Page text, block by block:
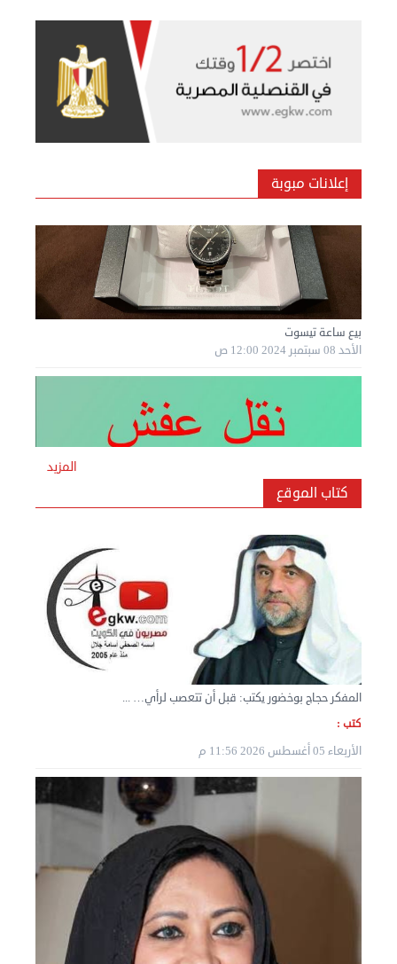
إعلانات مبوبة
بيع ساعة تيسوت
نقل عفش المنطقه العاشره 50636444 فك وتركيب ...
نقل عفش المنطقه العاشره 50636444 فك وتركيب ...
السبت 07 سبتمبر 2024 04:08 م
المزيد
كتاب الموقع
المفكر حجاج بوخضور يكتب: قبل أن تتعصب لرأي… ...
كتب :
الأربعاء 05 أغسطس 2026 11:56 م